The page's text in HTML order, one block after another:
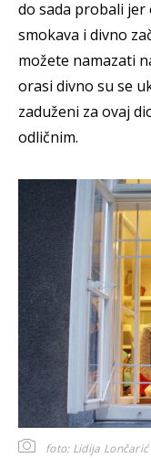
do sada probali jer
smokava i divno
možete namazati
orasi divno su se
zaduženi za ovaj
odličnim.
foto: Lidija Lončarić